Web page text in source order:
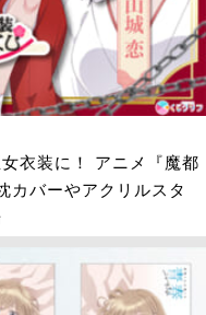
衣装に！ アニメ『魔都
カバーやアクリルスタ